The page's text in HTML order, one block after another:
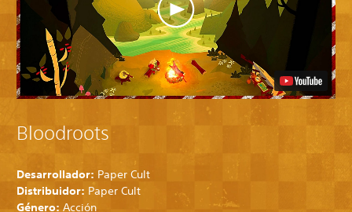
Bloodroots
Desarrollador: Paper Cult
Distribuidor: Paper Cult
Género: Acción